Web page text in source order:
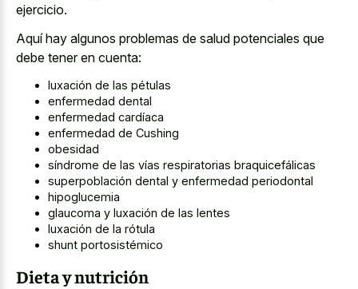
ejercicio.
Aquí hay algunos problemas de salud potenciales que
debe tener en cuenta:
luxación de las pétulas
enfermedad dental
enfermedad cardíaca
enfermedad de Cushing
obesidad
síndrome de las vías respiratorias braquicefálicas
superpoblación dental y enfermedad periodontal
hipoglucemia
glaucoma y luxación de las lentes
luxación de la rótula
shunt portosistémico
Dieta y nutrición